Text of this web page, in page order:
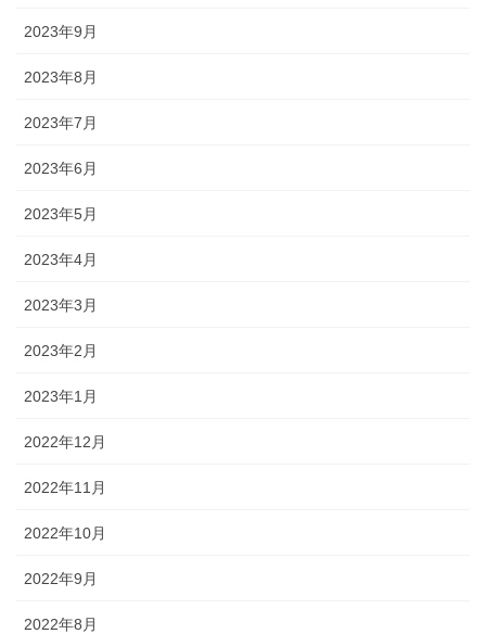
2023年9月
2023年8月
2023年7月
2023年6月
2023年5月
2023年4月
2023年3月
2023年2月
2023年1月
2022年12月
2022年11月
2022年10月
2022年9月
2022年8月